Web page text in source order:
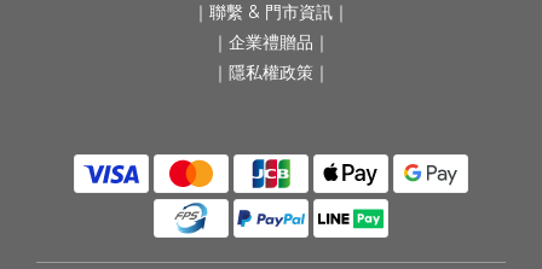
｜ 聯繫 & 門市資訊 ｜
｜ 企業禮贈品 ｜
｜隱私權政策｜